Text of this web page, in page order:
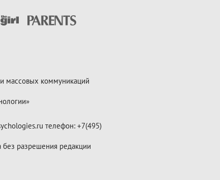
массовых коммуникаций
телефон: +7(495)
разрешения редакции